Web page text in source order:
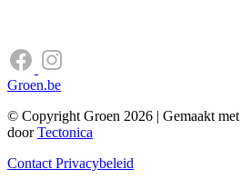
Groen.be
© Copyright Groen 2026 | Gemaakt met
doorTectonica
ContactPrivacybeleid